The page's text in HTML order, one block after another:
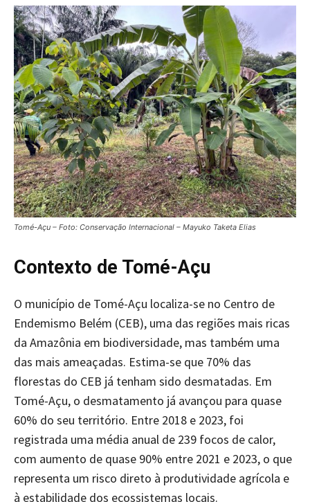
Tomé-Açu – Foto: Conservação Internacional – Mayuko Taketa Elias
Contexto de Tomé-Açu
O município de Tomé-Açu localiza-se no Centro de
Endemismo Belém (CEB), uma das regiões mais ricas
da Amazônia em biodiversidade, mas também uma
das mais ameaçadas. Estima-se que 70% das
florestas do CEB já tenham sido desmatadas. Em
Tomé-Açu, o desmatamento já avançou para quase
60% do seu território. Entre 2018 e 2023, foi
registrada uma média anual de 239 focos de calor,
com aumento de quase 90% entre 2021 e 2023, o que
representa um risco direto à produtividade agrícola e
à estabilidade dos ecossistemas locais.